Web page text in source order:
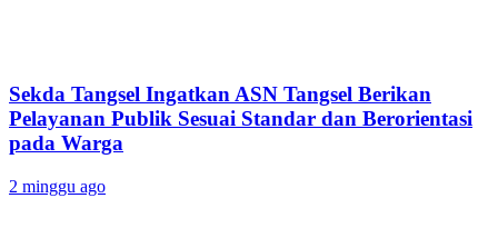
Sekda Tangsel Ingatkan ASN Tangsel Berikan
Pelayanan Publik Sesuai Standar dan Berorientasi
pada Warga
2 minggu ago